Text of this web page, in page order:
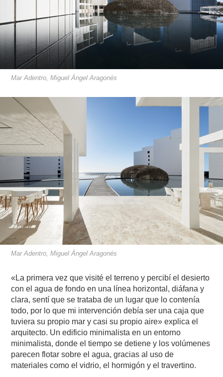
Mar Adentro, Miguel Ángel Aragonés
Mar Adentro, Miguel Ángel Aragonés
«La primera vez que visité el terreno y percibí el desierto
con el agua de fondo en una línea horizontal, diáfana y
clara, sentí que se trataba de un lugar que lo contenía
todo, por lo que mi intervención debía ser una caja que
tuviera su propio mar y casi su propio aire» explica el
arquitecto. Un edificio minimalista en un entorno
minimalista, donde el tiempo se detiene y los volúmenes
parecen flotar sobre el agua, gracias al uso de
materiales como el vidrio, el hormigón y el travertino.